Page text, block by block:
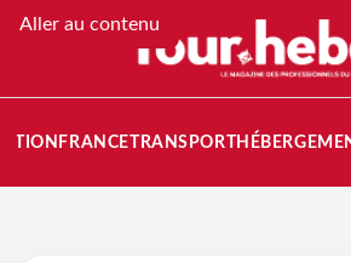
Aller au contenu
FRANCETRANSPORT